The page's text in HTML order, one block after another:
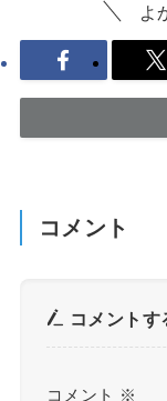
よ
コメント
コメントす
コメント ※